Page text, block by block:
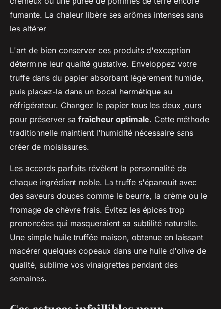
fumante. La chaleur libère ses arômes intenses sans
les altérer.
L'art de bien conserver ces produits d'exception
détermine leur qualité gustative. Enveloppez votre
truffe dans du papier absorbant légèrement humide,
puis placez-la dans un bocal hermétique au
réfrigérateur. Changez le papier tous les deux jours
pour préserver sa fraîcheur optimale. Cette méthode
traditionnelle maintient l'humidité nécessaire sans
créer de moisissures.
Les accords parfaits révèlent la personnalité de
chaque ingrédient noble. La truffe s'épanouit avec
des saveurs douces comme le beurre, la crème ou le
fromage de chèvre frais. Évitez les épices trop
prononcées qui masqueraient sa subtilité naturelle.
Une simple huile truffée maison, obtenue en laissant
macérer quelques copeaux dans une huile d'olive de
qualité, sublime vos vinaigrettes pendant des
semaines.